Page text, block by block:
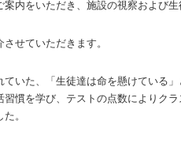
内をいただき、施設の視察および
せていただきます。
いた、「生徒達は命を懸けている
習慣を学び、テストの点数によりク
。